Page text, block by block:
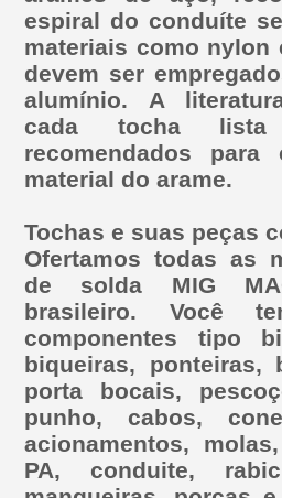
espiral do conduíte
materiais como nylon
devem ser
alumínio. A
cada tocha lista
recomendados
material do arame.
Tochas e suas peças
Ofertamos todas as
de solda MIG
brasileiro. Você
componentes tipo
biqueiras, ponteiras,
porta bocais,
punho, cabos,
acionamentos,
PA, conduite,